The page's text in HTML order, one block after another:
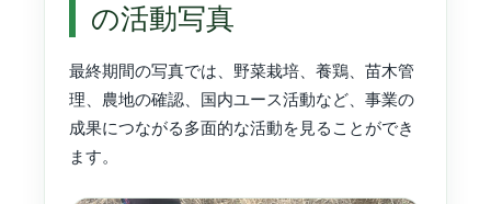
の活動写真
最終期間の写真では、野菜栽培、養鶏、苗木管
理、農地の確認、国内ユース活動など、事業の
成果につながる多面的な活動を見ることができ
ます。